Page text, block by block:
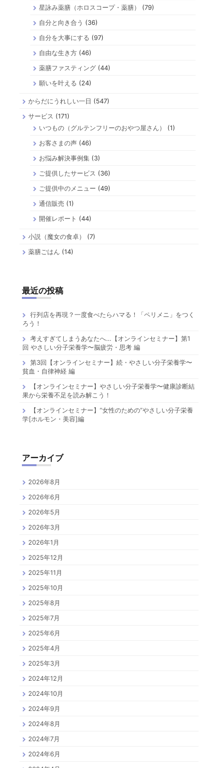
星詠み薬膳（ホロスコープ・薬膳）
(79)
自分と向き合う (36)
自分を大事にする (97)
自由な生き方 (46)
薬膳ファスティング (44)
願いを叶える (24)
からだにうれしい一日 (547)
サービス (171)
いつもの（グルテンフリーのおやつ屋さん）
(1)
お客さまの声 (46)
お悩み解決事例集 (3)
ご提供したサービス (36)
ご提供中のメニュー (49)
通信販売 (1)
開催レポート (44)
小説（魔女の食卓）
(7)
薬膳ごはん (14)
最近の投稿
行列店を再現？一度食べたらハマる！「ペリメニ」をつく
ろう！
考えすぎてしまうあなたへ…【オンラインセミナー】第1
回 やさしい分子栄養学〜脳疲労・思考 編
第3回【オンラインセミナー】続・やさしい分子栄養学〜
貧血・自律神経 編
【オンラインセミナー】やさしい分子栄養学〜健康診断結
果から栄養不足を読み解こう！
【オンラインセミナー】”女性のための”やさしい分子栄養
学[ホルモン・美容]編
アーカイブ
2026年8月
2026年6月
2026年5月
2026年3月
2026年1月
2025年12月
2025年11月
2025年10月
2025年8月
2025年7月
2025年6月
2025年4月
2025年3月
2024年12月
2024年10月
2024年9月
2024年8月
2024年7月
2024年6月